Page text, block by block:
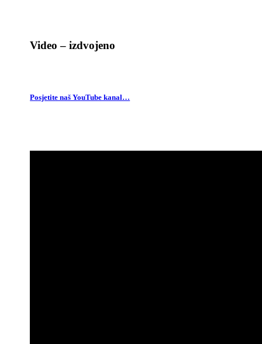
Video – izdvojeno
Posjetite naš YouTube kanal…